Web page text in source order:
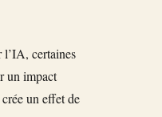
l’IA, certaines
un impact
un effet de